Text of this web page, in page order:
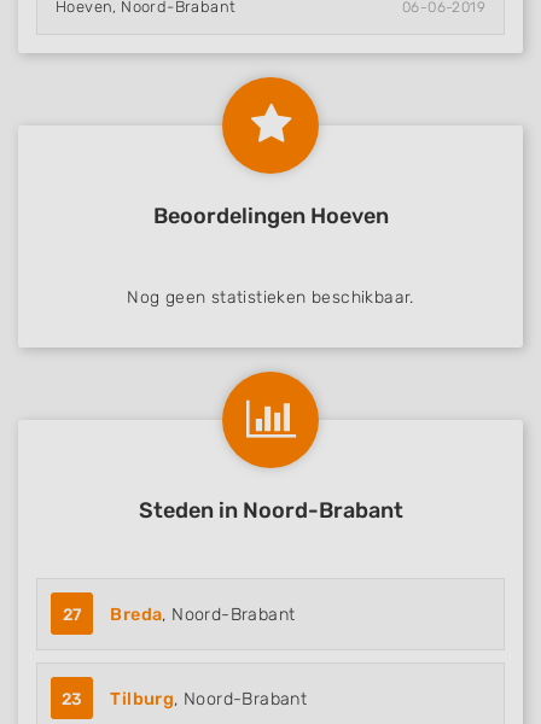
Hoeven, Noord-Brabant 06-06-2019
Beoordelingen Hoeven
Nog geen statistieken beschikbaar.
Steden in Noord-Brabant
27 Breda, Noord-Brabant
23 Tilburg, Noord-Brabant